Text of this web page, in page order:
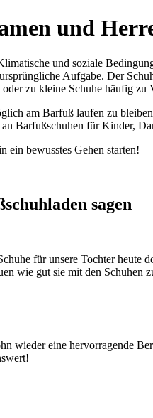
und
und soziale
Aufgabe. Der
zu kleine Schuhe häufig zu
am Barfuß laufen zu
Barfußschuhen für Kinder,
ein bewusstes Gehen starten!
sagen
für unsere Tochter
wie gut sie mit den Schuhen
wieder eine hervorragende